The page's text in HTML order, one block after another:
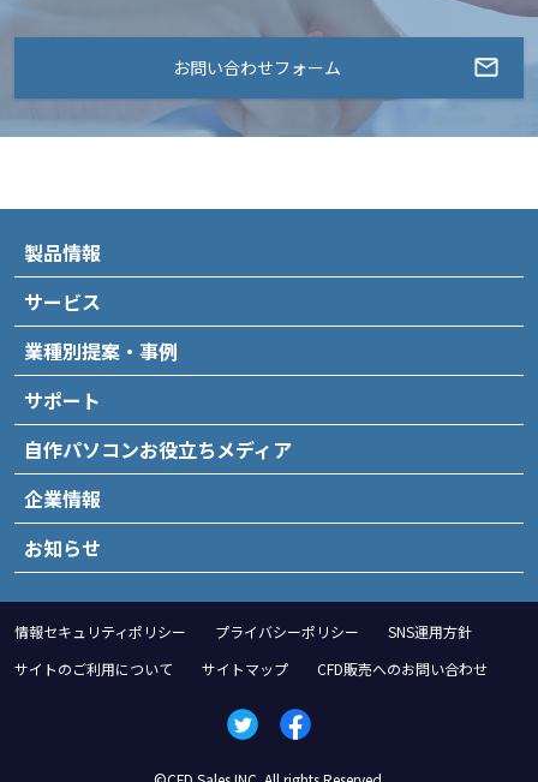
お問い合わせフォーム
製品情報
サービス
業種別提案・事例
サポート
自作パソコンお役立ちメディア
企業情報
お知らせ
情報セキュリティポリシー プライバシーポリシー
SNS運用方針
サイトのご利用について
サイトマップ CFD販売へのお問い合わせ